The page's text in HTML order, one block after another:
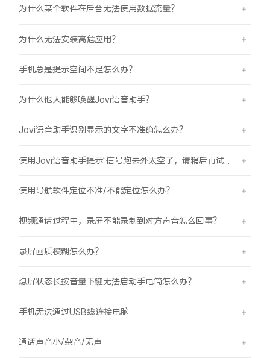
为什么某个软件在后台无法使用数据流量？
为什么无法安装高危应用？
手机总是提示空间不足怎么办？
为什么他人能够唤醒Jovi语音助手？
Jovi语音助手识别显示的文字不准确怎么办？
使用导航软件定位不准/不能定位怎么办？
视频通话过程中，录屏不能录制到对方声音怎么回事？
录屏画质模糊怎么办？
熄屏状态长按音量下键无法启动手电筒怎么办？
手机无法通过USB线连接电脑
通话声音小/杂音/无声